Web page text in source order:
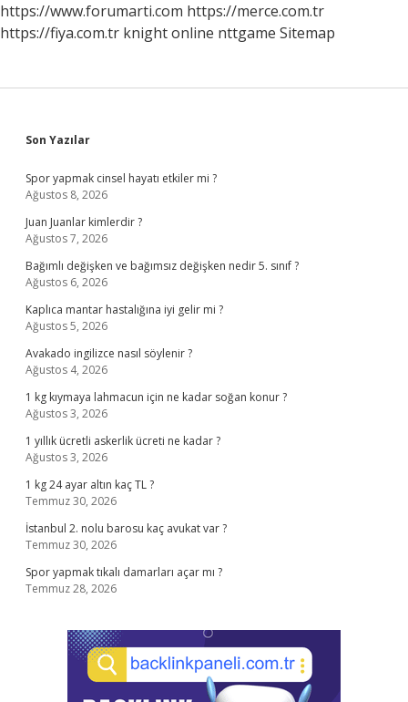
https://www.forumarti.com https://merce.com.tr
https://fiya.com.tr knight online nttgame Sitemap
Sidebar
Son Yazılar
Spor yapmak cinsel hayatı etkiler mi ?
Ağustos 8, 2026
Juan Juanlar kimlerdir ?
Ağustos 7, 2026
Bağımlı değişken ve bağımsız değişken nedir 5. sınıf ?
Ağustos 6, 2026
Kaplıca mantar hastalığına iyi gelir mi ?
Ağustos 5, 2026
Avakado ingilizce nasıl söylenir ?
Ağustos 4, 2026
1 kg kıymaya lahmacun için ne kadar soğan konur ?
Ağustos 3, 2026
1 yıllık ücretli askerlik ücreti ne kadar ?
Ağustos 3, 2026
1 kg 24 ayar altın kaç TL ?
Temmuz 30, 2026
İstanbul 2. nolu barosu kaç avukat var ?
Temmuz 30, 2026
Spor yapmak tıkalı damarları açar mı ?
Temmuz 28, 2026